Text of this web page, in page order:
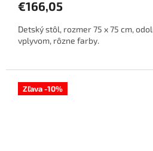
€166,05
Detský stôl, rozmer 75 x 75 cm,
vplyvom, rôzne farby.
Zľava -10%